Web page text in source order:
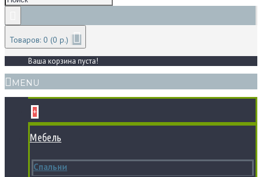
Товаров: 0 (0 р.)
Ваша корзина пуста!
MENU
+
Мебель
Спальни